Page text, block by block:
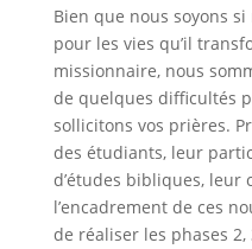
Bien que nous soyons
pour les vies qu’il
missionnaire, nous
de quelques difficultés
sollicitons vos prières.
des étudiants, leur
d’études bibliques, leur
l’encadrement de ces
de réaliser les phases 2,